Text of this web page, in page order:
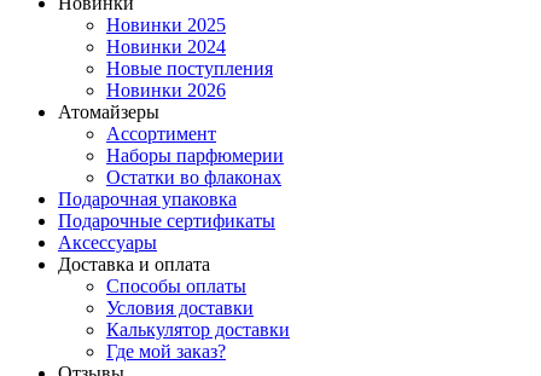
Новинки 2025
Новинки 2024
Новые поступления
Новинки 2026
Атомайзеры
Ассортимент
Наборы парфюмерии
Остатки во флаконах
Подарочная упаковка
Подарочные сертификаты
Аксессуары
Доставка и оплата
Способы оплаты
Условия доставки
Калькулятор доставки
Где мой заказ?